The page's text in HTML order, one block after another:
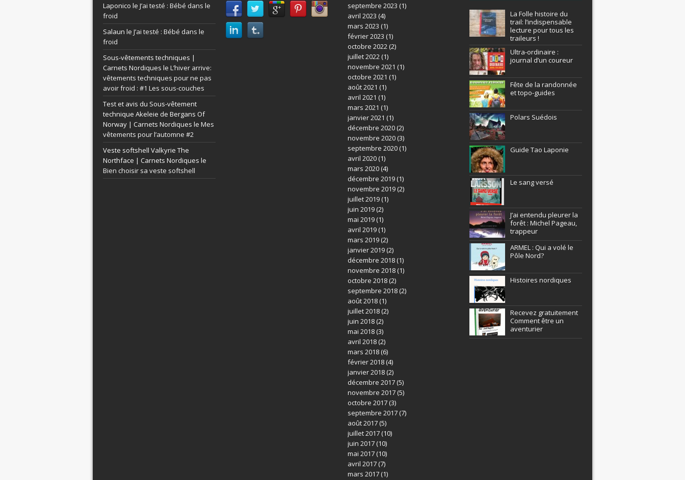
Laponico le J’ai testé : Bébé dans le
froid
Salaun le J’ai testé : Bébé dans le
froid
Sous-vêtements techniques |
Carnets Nordiques le L’hiver arrive:
vêtements techniques pour ne pas
avoir froid : #1 Les sous-couches
Test et avis du Sous-vêtement
technique Akeleie de Bergans Of
Norway | Carnets Nordiques le Mes
vêtements pour l’automne #2
Veste softshell Valkyrie The
Northface | Carnets Nordiques le
Bien choisir sa veste softshell
septembre 2023 (1)
avril 2023 (4)
mars 2023 (1)
février 2023 (1)
octobre 2022(2)
juillet 2022(1)
novembre 2021 (1)
octobre 2021 (1)
août 2021 (1)
avril 2021 (1)
mars 2021 (1)
janvier 2021 (1)
décembre 2020(2)
novembre 2020(3)
septembre 2020(1)
avril 2020(1)
mars 2020(4)
décembre 2019(1)
novembre 2019(2)
juillet 2019(1)
juin 2019(2)
mai 2019(1)
avril 2019(1)
mars 2019(2)
janvier 2019(2)
décembre 2018(1)
novembre 2018(1)
octobre 2018(2)
septembre 2018(2)
août 2018(1)
juillet 2018(2)
juin 2018(2)
mai 2018(3)
avril 2018(2)
mars 2018(6)
février 2018(4)
janvier 2018(2)
décembre 2017(5)
novembre 2017(5)
octobre 2017(3)
septembre 2017(7)
août 2017(5)
juillet 2017(10)
juin 2017(10)
mai 2017(10)
avril 2017(7)
mars 2017(1)
La Folle histoire du
trail: l’indispensable
lecture pour tous les
traileurs !
Ultra-ordinaire :
journal d’un coureur
Fête de la randonnée
et topo-guides
Polars Suédois
Guide Tao Laponie
Le sang versé
J’ai entendu pleurer la
forêt : Michel Pageau,
trappeur
ARMEL : Qui a volé le
Pôle Nord?
Histoires nordiques
Recevez gratuitement
Comment être un
aventurier